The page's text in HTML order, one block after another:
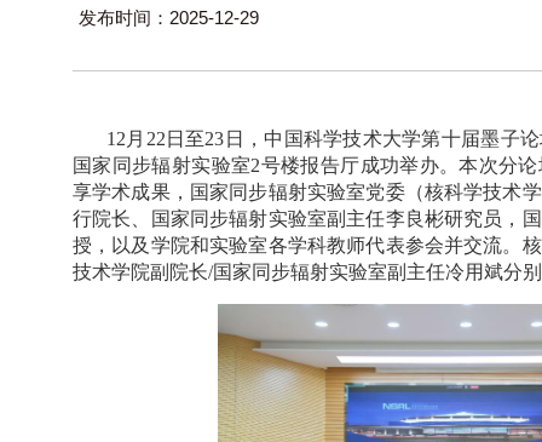
发布时间：2025-12-29
12 月 22 日至23 日，中国科学技术大学第十届墨子
国家同步辐射实验室2号楼报告厅成功举办。本次分
享学术成果，国家同步辐射实验室党委（核科学技术
行院长、国家同步辐射实验室副主任李良彬研究员，
授 ，以及 学院和实验室各学科教师代表参会并交流。
技术学院副院长/国家同步辐射实验室副主任冷用斌分